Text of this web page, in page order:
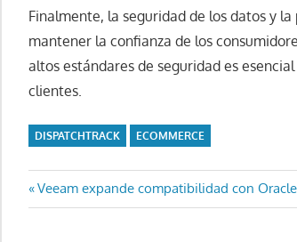
Finalmente, la seguridad de los datos y
mantener la confianza de los
altos estándares de seguridad es
clientes.
DISPATCHTRACK ECOMMERCE
Navegación
Entrada
anterior:
Veeam expande compatibilidad con Oracle